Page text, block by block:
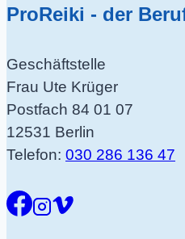
ProReiki - der
Geschäftstelle
Frau Ute Krüger
Postfach 84 01 07
12531 Berlin
Telefon: 030 286 136 47